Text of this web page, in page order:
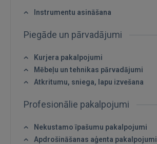
REĢISTRĀCIJA
Instrumentu asināšana
Piegāde un pārvadājumi
Kurjera pakalpojumi
Mēbeļu un tehnikas pārvadājumi
Atkritumu, sniega, lapu izvešana
Profesionālie pakalpojumi
Nekustamo īpašumu pakalpojumi
Apdrošināšanas aģenta pakalpojumi